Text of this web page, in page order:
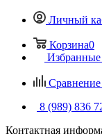
Личный
Корзина0
Сравнение
8 (989) 836
Контактная